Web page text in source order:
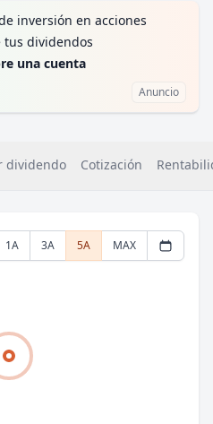
inversión en acciones
tus dividendos
una cuenta
Anuncio
dividendo Cotización
1A 3A 5A MAX